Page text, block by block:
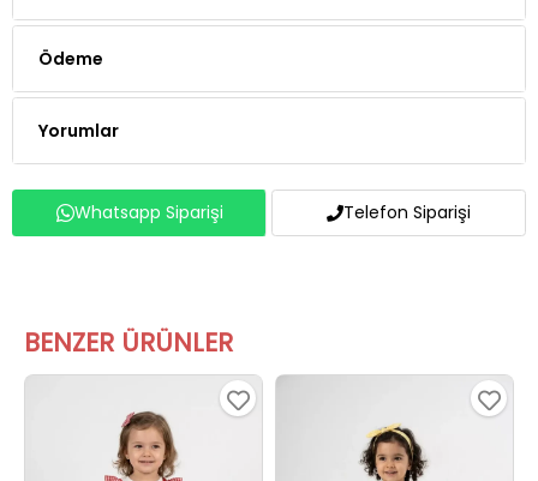
Ödeme
Yorumlar
Whatsapp Siparişi Telefon Siparişi
BENZER ÜRÜNLER